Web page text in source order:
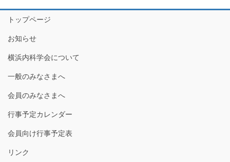
トップページ
お知らせ
横浜内科学会について
一般のみなさまへ
会員のみなさまへ
行事予定カレンダー
会員向け行事予定表
リンク